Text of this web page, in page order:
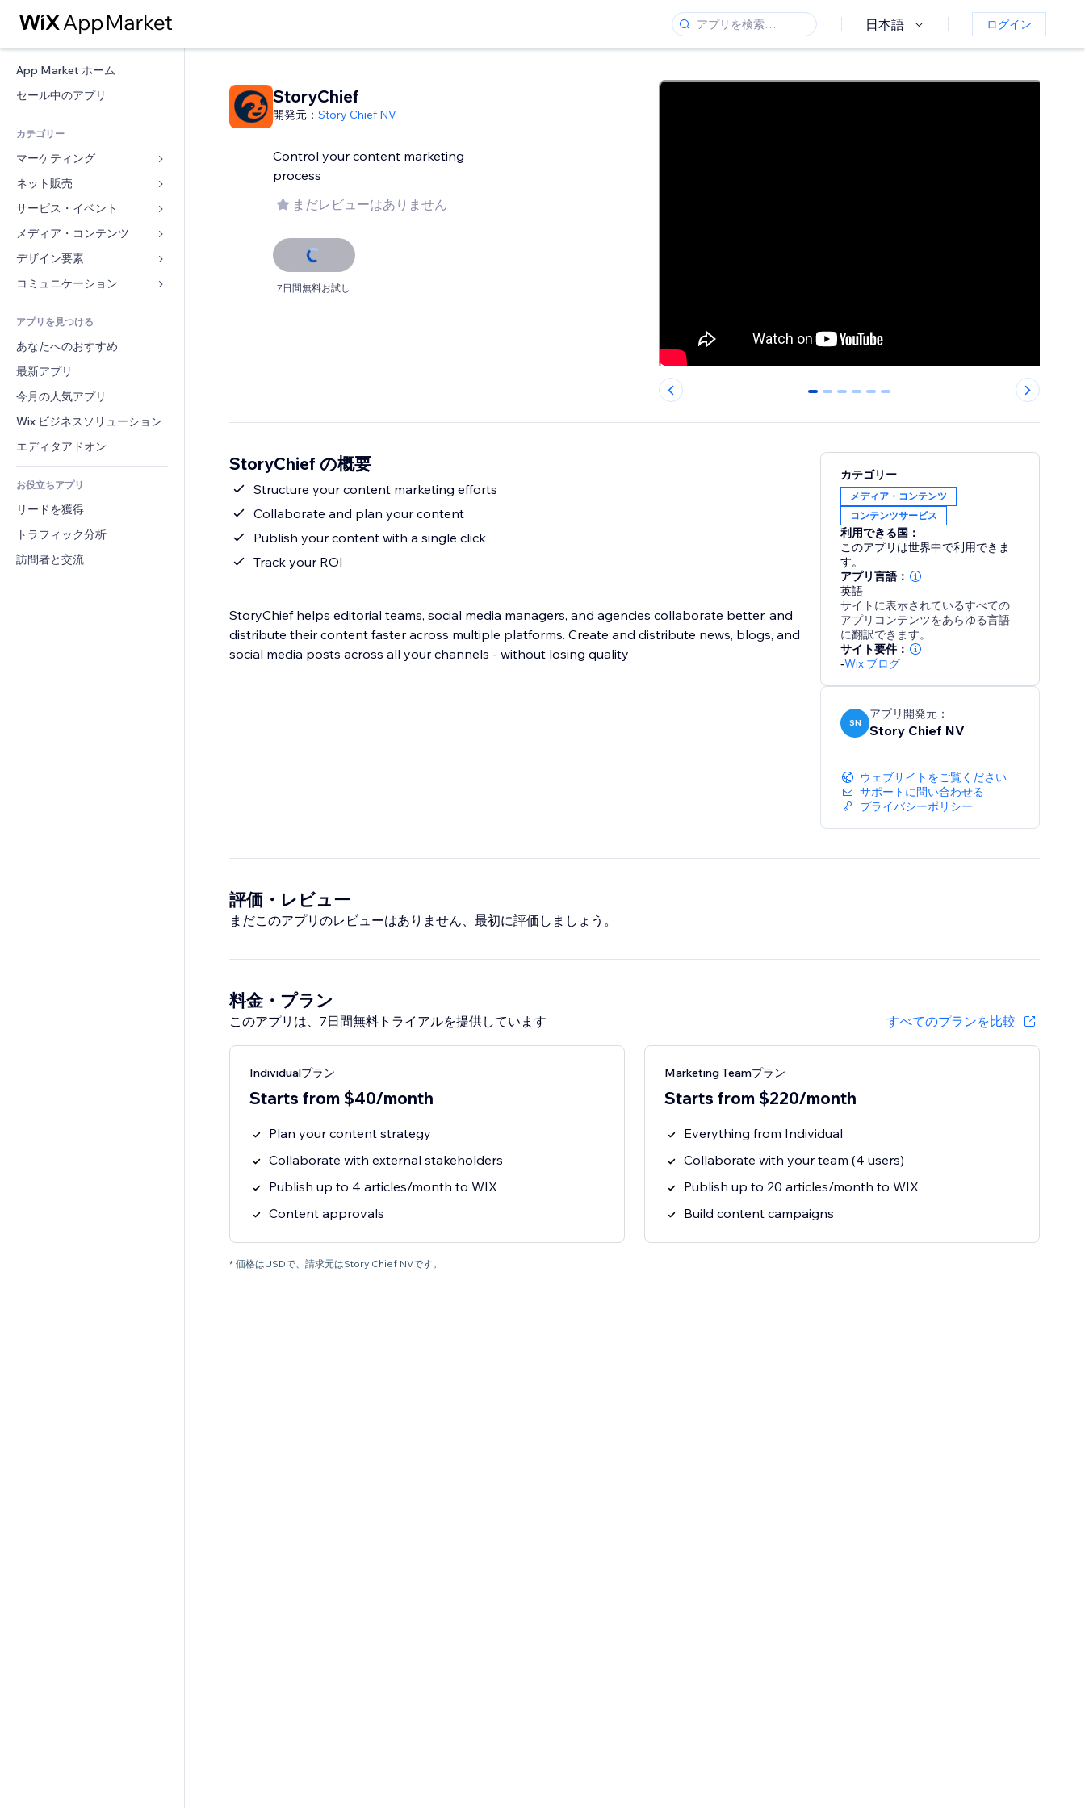
日本語 ログイン
App Market ホーム
セール中のアプリ
カテゴリー
マーケティング
広告
モバイル
アクセス解析
リスティング広告
メール
コンバージョン
ネット販売
ストア用アプリ
発送・配達
販売ボタン
会計
クーポン・特典
倉庫管理ソリューション
ドロップシッピング
食品・飲料
サービス・イベント
ホテル
イベント
レストラン
不動産
ブッキング
メディア・コンテンツ
ギャラリー
音楽
ポッドキャスト
写真
動画
PDF
ファイル共有
ニュース
デザイン要素
マップ・ナビ
プライバシー・セキュリティ
時計
ページテンプレート
画像効果
ボタン・メニュー
バナー・バッジ
電卓
検索
天気
チャート・テーブル
フォーム
ブログ
投票
チャット
コメント
電話
コミュニティィ
レビュー・お客さまの声
CRM
アプリを見つける
あなたへのおすすめ
最新アプリ
今月の人気アプリ
Wix ビジネスソリューション
エディタアドオン
お役立ちアプリ
リードを獲得
トラフィック分析
訪問者と交流
StoryChief
開発元： Story Chief NV
Control your content marketing
process
まだレビューはありません
7日間無料お試し
0 1 2 3 4 5
StoryChief の概要
Structure your content marketing efforts
Collaborate and plan your content
Publish your content with a single click
Track your ROI
StoryChief helps editorial teams, social media managers, and agencies collaborate better, and
distribute their content faster across multiple platforms. Create and distribute news, blogs, and
social media posts across all your channels - without losing quality
カテゴリー
メディア・コンテンツ
コンテンツサービス
利用できる国：
このアプリは世界中で利用できま
す。
アプリ言語：
英語
サイトに表示されているすべての
アプリコンテンツをあらゆる言語
に翻訳できます。
サイト要件：
-Wix ブログ
SN
アプリ開発元：
Story Chief NV
ウェブサイトをご覧ください
サポートに問い合わせる
プライバシーポリシー
評価・レビュー
まだこのアプリのレビューはありません、最初に評価しましょう。
料金・プラン
このアプリは、7日間無料トライアルを提供しています すべてのプランを比較
Individualプラン
Starts from $40/month
Plan your content strategy
Collaborate with external stakeholders
Publish up to 4 articles/month to WIX
Content approvals
Marketing Teamプラン
Starts from $220/month
Everything from Individual
Collaborate with your team (4 users)
Publish up to 20 articles/month to WIX
Build content campaigns
* 価格はUSDで、請求元はStory Chief NVです。